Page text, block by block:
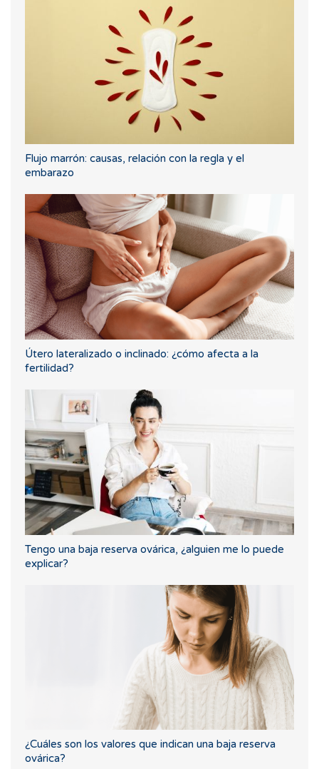
Flujo marrón: causas, relación con la regla y el
embarazo
Útero lateralizado o inclinado: ¿cómo afecta a la
fertilidad?
Tengo una baja reserva ovárica, ¿alguien me lo puede
explicar?
¿Cuáles son los valores que indican una baja reserva
ovárica?